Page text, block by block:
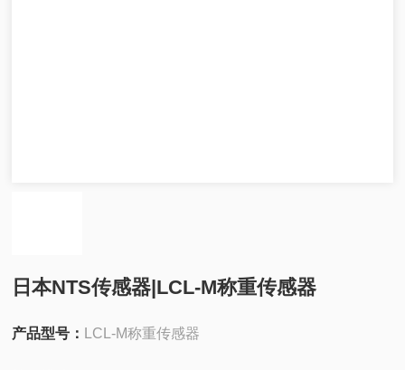
日本NTS传感器|LCL-M称重传感器
产品型号： LCL-M称重传感器